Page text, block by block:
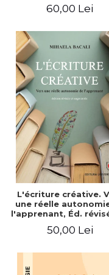
PACHETE DE STUDIU
ULTIMELE EXEMPLARE
60,00 Lei
L'écriture créative.
une réelle
l'apprenant, Éd. révisée et
50,00 Lei